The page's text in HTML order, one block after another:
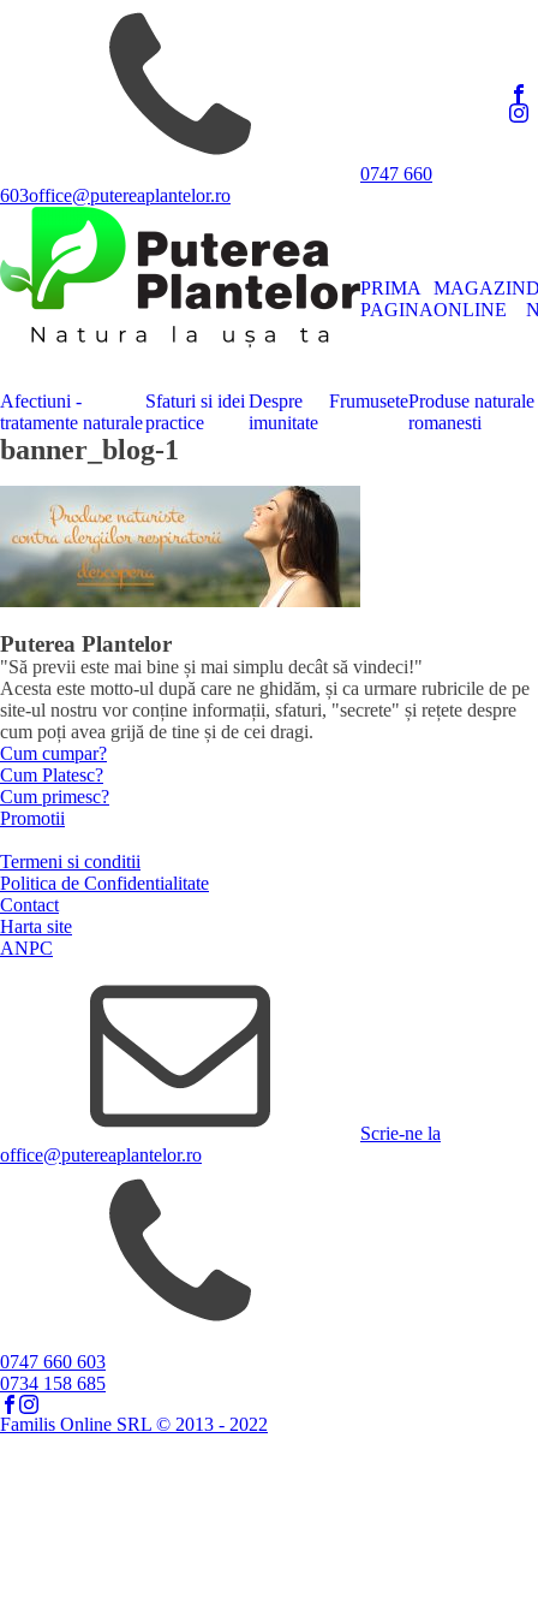
0747 660
603office@putereaplantelor.ro
PRIMA
PAGINA
MAGAZIN
ONLINE
Afectiuni -
tratamente naturale
Sfaturi si idei
practice
Despre
imunitate
FrumuseteProduse naturale
romanesti
banner_blog-1
Puterea Plantelor
"Să previi este mai bine și mai simplu decât să vindeci!"
Acesta este motto-ul după care ne ghidăm, și ca urmare rubricile de pe
site-ul nostru vor conține informații, sfaturi, "secrete" și rețete despre
cum poți avea grijă de tine și de cei dragi.
Cum cumpar?
Cum Platesc?
Cum primesc?
Promotii
Termeni si conditii
Politica de Confidentialitate
Contact
Harta site
ANPC
Scrie-ne la
office@putereaplantelor.ro
0747 660 603
0734 158 685
Familis Online SRL © 2013 - 2022